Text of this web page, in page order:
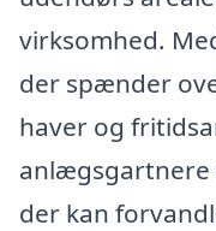
virksomhed.
der spænder
haver og
anlægsgartnere
der kan